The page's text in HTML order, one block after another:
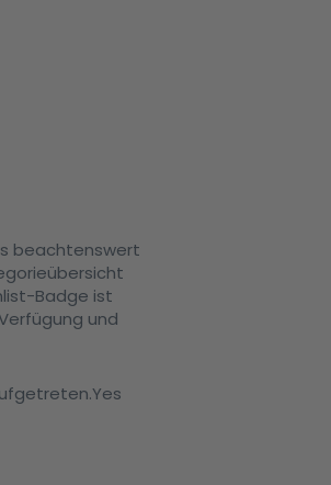
beachtenswert
Badge ist
und